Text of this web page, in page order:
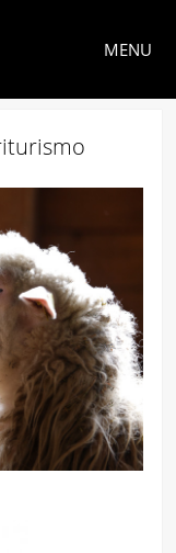
MENU